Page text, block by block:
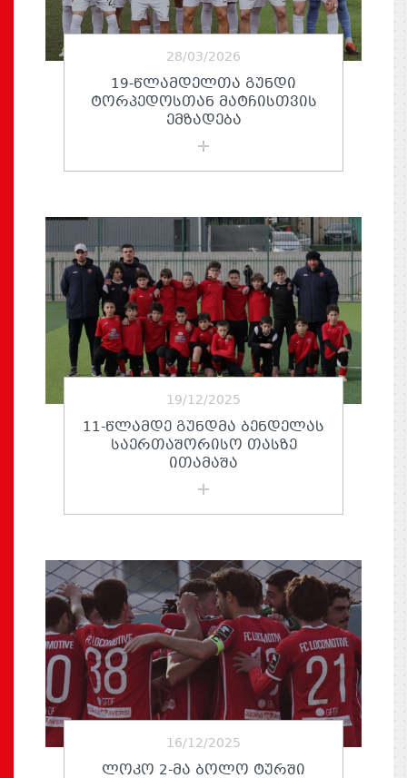
28/03/2026
19-ᲬᲚᲐᲛᲓᲔᲚᲗᲐ ᲒᲣᲜᲓᲘ
ᲢᲝᲠᲞᲔᲓᲝᲡᲗᲐᲜ ᲛᲐᲢᲩᲘᲡᲗᲕᲘᲡ
ᲔᲛᲖᲐᲓᲔᲑᲐ
19/12/2025
11-ᲬᲚᲐᲛᲓᲔ ᲒᲣᲜᲓᲛᲐ ᲑᲔᲜᲓᲔᲚᲐᲡ
ᲡᲐᲔᲠᲗᲐᲨᲝᲠᲘᲡᲝ ᲗᲐᲡᲖᲔ
ᲘᲗᲐᲛᲐᲨᲐ
16/12/2025
ᲚᲝᲙᲝ 2-ᲛᲐ ᲑᲝᲚᲝ ᲢᲣᲠᲨᲘ